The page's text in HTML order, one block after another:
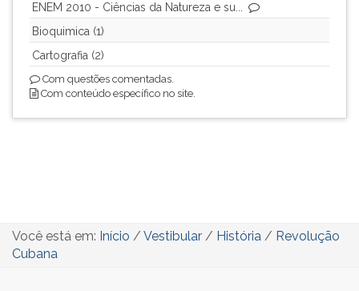
ENEM 2010 - Ciências da Natureza e su...
Bioquimica (1)
Cartografia (2)
Com questões comentadas.
Com conteúdo específico no site.
Você está em: Início / Vestibular / História / Revolução
Cubana